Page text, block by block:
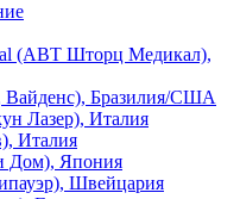
(АВТ Шторц Медикал),
Вайденс), Бразилия/США
Лазер), Италия
Италия
Дом), Япония
Швейцария